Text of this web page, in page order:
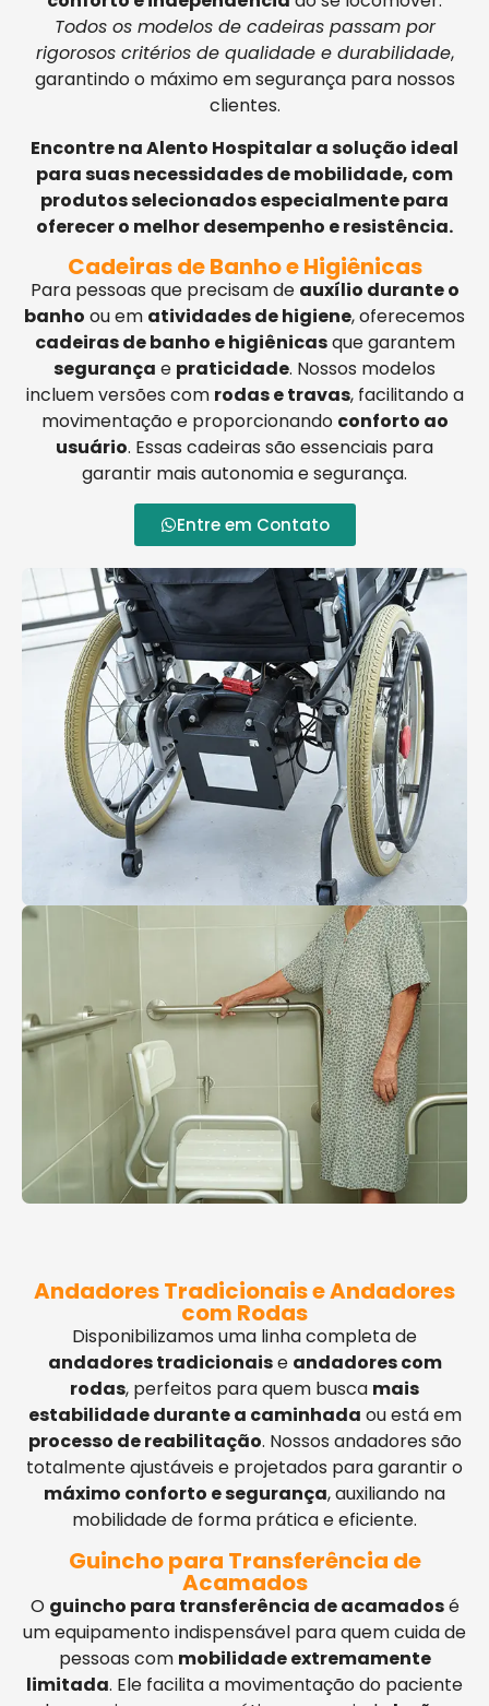
Todos os modelos de cadeiras passam por
rigorosos critérios de qualidade e durabilidade,
garantindo o máximo em segurança para nossos
clientes.
Encontre na Alento Hospitalar a solução ideal
para suas necessidades de mobilidade, com
produtos selecionados especialmente para
oferecer o melhor desempenho e resistência.
Cadeiras de Banho e Higiênicas
Para pessoas que precisam de auxílio durante o
banho ou em atividades de higiene, oferecemos
cadeiras de banho e higiênicasque garantem
segurança e praticidade. Nossos modelos
incluem versões com rodas e travas, facilitando a
movimentação e proporcionando conforto ao
usuário. Essas cadeiras são essenciais para
garantir mais autonomia e segurança.
Entre em Contato
Andadores Tradicionais e Andadores
com Rodas
Disponibilizamos uma linha completa de
andadores tradicionaise andadores com
rodas, perfeitos para quem busca mais
estabilidade durante a caminhada ou está em
processo de reabilitação. Nossos andadores são
totalmente ajustáveis e projetados para garantir o
máximo conforto e segurança, auxiliando na
mobilidade de forma prática e eficiente.
Guincho para Transferência de
Acamados
O guincho para transferência de acamadosé
um equipamento indispensável para quem cuida de
pessoas com mobilidade extremamente
limitada. Ele facilita a movimentação do paciente